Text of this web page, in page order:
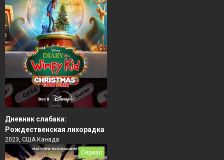
Дневник слабака:
Рождественская лихорадка
2023, США Канада
Сериал